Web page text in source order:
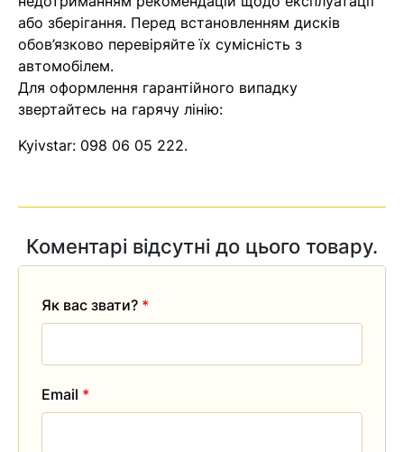
Помилка:
знайдена.
найближчим часом
або зберігання. Перед встановленням дисків
обов’язково перевіряйте їх сумісність з
автомобілем.
Для оформлення гарантійного випадку
звертайтесь на гарячу лінію:
Kyivstar: 098 06 05 222.
Коментарі відсутні до цього товару.
Як вас звати? *
Email *